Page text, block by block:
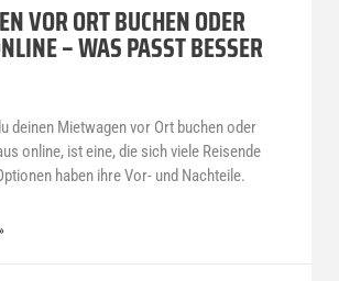
VOR ORT BUCHEN ODER
– WAS PASST BESSER
deinen Mietwagen vor Ort buchen oder
online, ist eine, die sich viele Reisende
haben ihre Vor- und Nachteile.